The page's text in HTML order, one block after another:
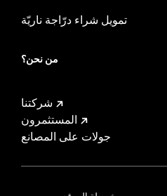
تمويل شراء درّاجة ناريّة
من نحن؟
شركتنا
المستثمرون
جولات على المصانع